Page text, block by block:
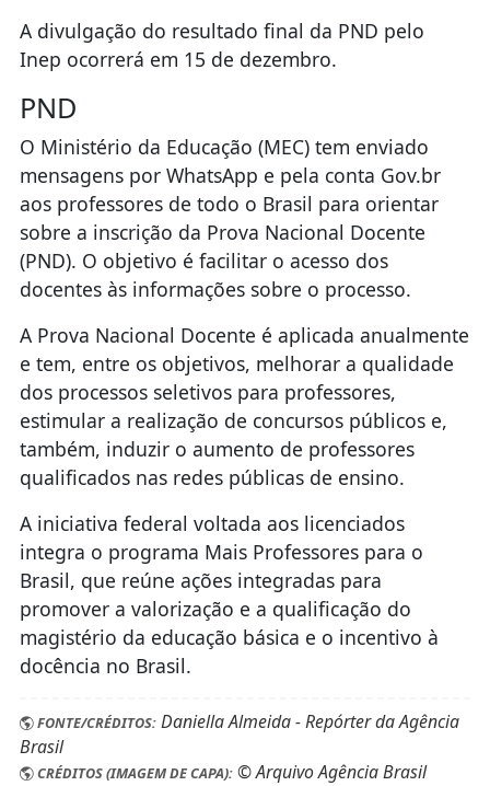
A divulgação do resultado final da PND pelo
Inep ocorrerá em 15 de dezembro.
PND
O Ministério da Educação (MEC) tem enviado
mensagens por WhatsApp e pela conta Gov.br
aos professores de todo o Brasil para orientar
sobre a inscrição da Prova Nacional Docente
(PND). O objetivo é facilitar o acesso dos
docentes às informações sobre o processo.
A Prova Nacional Docente é aplicada anualmente
e tem, entre os objetivos, melhorar a qualidade
dos processos seletivos para professores,
estimular a realização de concursos públicos e,
também, induzir o aumento de professores
qualificados nas redes públicas de ensino.
A iniciativa federal voltada aos licenciados
integra o programa Mais Professores para o
Brasil, que reúne ações integradas para
promover a valorização e a qualificação do
magistério da educação básica e o incentivo à
docência no Brasil.
FONTE/CRÉDITOS:Daniella Almeida - Repórter da Agência
Brasil
CRÉDITOS (IMAGEM DE CAPA):© Arquivo Agência Brasil